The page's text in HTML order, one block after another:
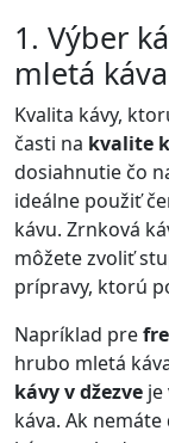
1. Výber
mletá káva
Kvalita kávy,
časti na kvalite
dosiahnutie čo
ideálne použiť
kávu. Zrnková
môžete zvoliť
prípravy, ktorú
Napríklad pre
hrubo mletá
kávy v džezve je
káva. Ak